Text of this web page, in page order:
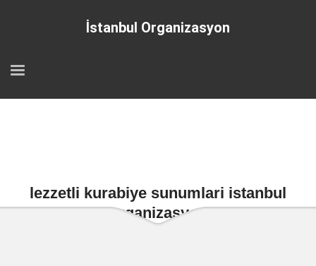
İstanbul Organizasyon
lezzetli kurabiye sunumlari istanbul
organizasyon